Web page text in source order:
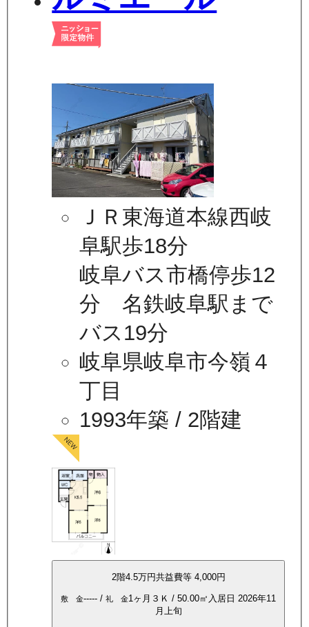
ＪＲ東海道本線西岐
阜駅歩18分
岐阜バス市橋停歩12
分 名鉄岐阜駅まで
バス19分
岐阜県岐阜市今嶺４
丁目
1993年築 / 2階建
2階4.5万円共益費等 4,000円
敷 金----- / 礼 金1ヶ月 ３Ｋ / 50.00㎡ 入居日 2026年11
月上旬